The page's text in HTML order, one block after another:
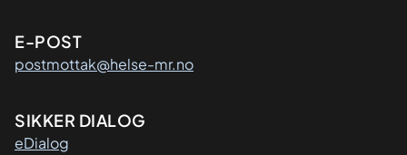
E-POST
postmottak@helse-mr.no
SIKKER DIALOG
eDialog